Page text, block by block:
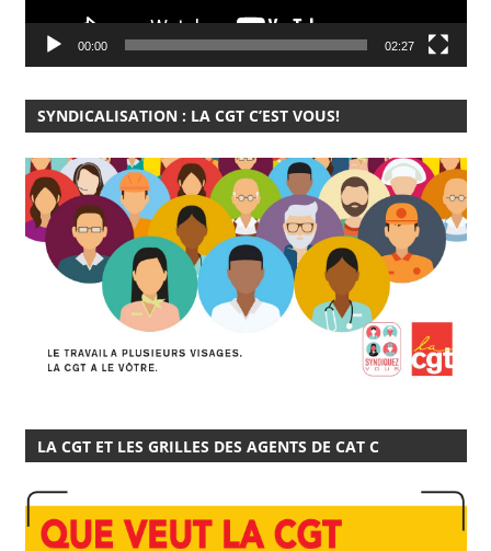
00:00 02:27
SYNDICALISATION : LA CGT C’EST VOUS!
LA CGT ET LES GRILLES DES AGENTS DE CAT C